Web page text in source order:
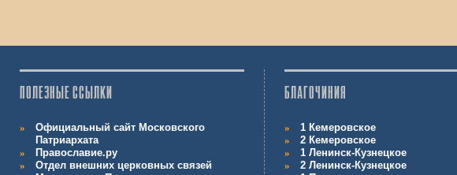
ПОЛЕЗНЫЕ ССЫЛКИ
Официальный сайт Московского
Патриархата
Православие.ру
Отдел внешних церковных связей
БЛАГОЧИНИЯ
1 Кемеровское
2 Кемеровское
1 Ленинск-Кузнецкое
2 Ленинск-Кузнецкое